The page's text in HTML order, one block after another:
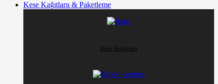
Kese Kağıtlarıı & Paketleme
Kese Kağıtları